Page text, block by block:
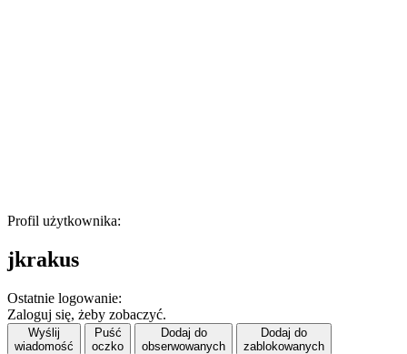
Profil użytkownika:
jkrakus
Ostatnie logowanie:
Zaloguj się, żeby zobaczyć.
Wyślij
wiadomość
Puść
oczko
Dodaj do
obserwowanych
Dodaj do
zablokowanych